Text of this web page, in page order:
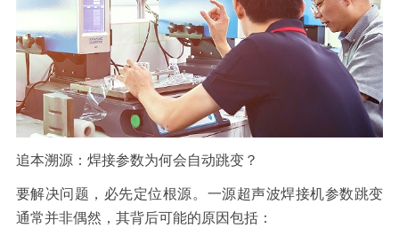
追本溯源：焊接参数为何会自动跳变？
要解决问题，必先定位根源。一源超声波焊接机参数跳变
通常并非偶然，其背后可能的原因包括：